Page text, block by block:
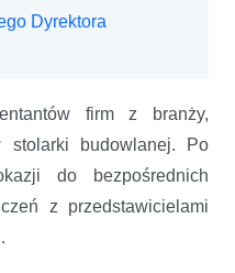
Dyrektora
firm z branży,
stolarki budowlanej. Po
do bezpośrednich
z przedstawicielami